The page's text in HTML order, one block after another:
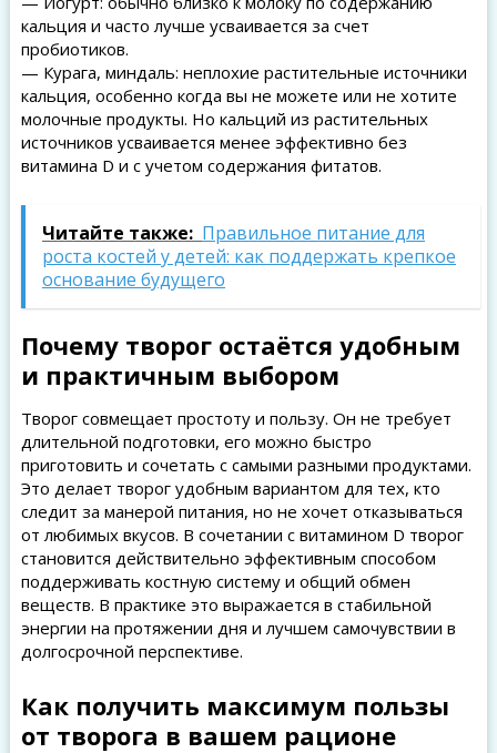
кальция и часто лучше усваивается за счет
пробиотиков.
— Курага, миндаль: неплохие растительные источники
кальция, особенно когда вы не можете или не хотите
молочные продукты. Но кальций из растительных
источников усваивается менее эффективно без
витамина D и с учетом содержания фитатов.
Читайте также: Правильное питание для
роста костей у детей: как поддержать крепкое
основание будущего
Почему творог остаётся удобным
и практичным выбором
Творог совмещает простоту и пользу. Он не требует
длительной подготовки, его можно быстро
приготовить и сочетать с самыми разными продуктами.
Это делает творог удобным вариантом для тех, кто
следит за манерой питания, но не хочет отказываться
от любимых вкусов. В сочетании с витамином D творог
становится действительно эффективным способом
поддерживать костную систему и общий обмен
веществ. В практике это выражается в стабильной
энергии на протяжении дня и лучшем самочувствии в
долгосрочной перспективе.
Как получить максимум пользы
от творога в вашем рационе